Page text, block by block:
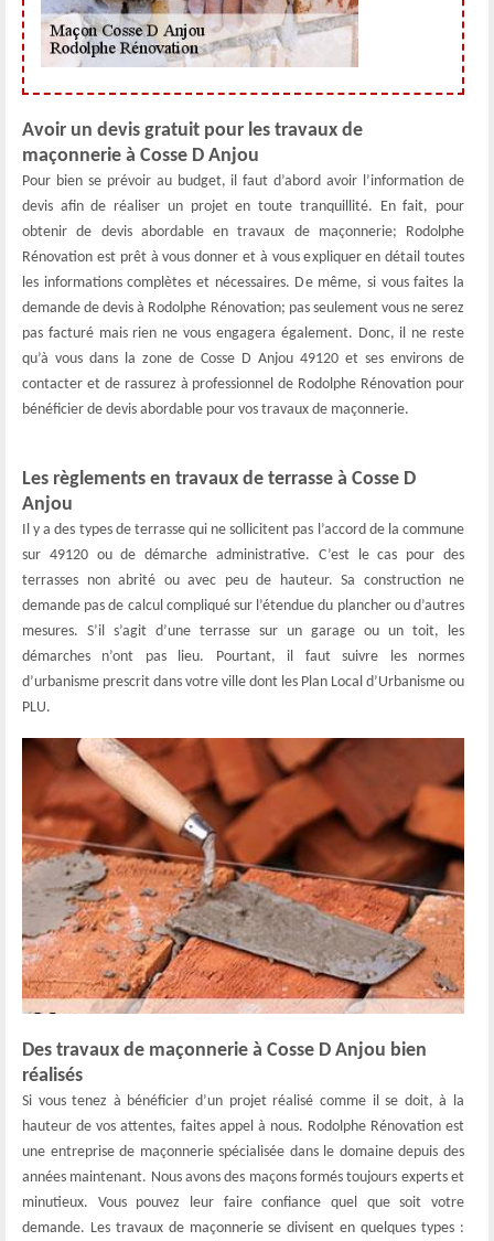
Avoir un devis gratuit pour les travaux de
maçonnerie à Cosse D Anjou
Pour bien se prévoir au budget, il faut d’abord avoir l’information de
devis afin de réaliser un projet en toute tranquillité. En fait, pour
obtenir de devis abordable en travaux de maçonnerie; Rodolphe
Rénovation est prêt à vous donner et à vous expliquer en détail toutes
les informations complètes et nécessaires. De même, si vous faites la
demande de devis à Rodolphe Rénovation; pas seulement vous ne serez
pas facturé mais rien ne vous engagera également. Donc, il ne reste
qu’à vous dans la zone de Cosse D Anjou 49120 et ses environs de
contacter et de rassurez à professionnel de Rodolphe Rénovation pour
bénéficier de devis abordable pour vos travaux de maçonnerie.
Les règlements en travaux de terrasse à Cosse D
Anjou
Il y a des types de terrasse qui ne sollicitent pas l’accord de la commune
sur 49120 ou de démarche administrative. C’est le cas pour des
terrasses non abrité ou avec peu de hauteur. Sa construction ne
demande pas de calcul compliqué sur l’étendue du plancher ou d’autres
mesures. S’il s’agit d’une terrasse sur un garage ou un toit, les
démarches n’ont pas lieu. Pourtant, il faut suivre les normes
d’urbanisme prescrit dans votre ville dont les Plan Local d’Urbanisme ou
PLU.
Des travaux de maçonnerie à Cosse D Anjou bien
réalisés
Si vous tenez à bénéficier d’un projet réalisé comme il se doit, à la
hauteur de vos attentes, faites appel à nous. Rodolphe Rénovation est
une entreprise de maçonnerie spécialisée dans le domaine depuis des
années maintenant. Nous avons des maçons formés toujours experts et
minutieux. Vous pouvez leur faire confiance quel que soit votre
demande. Les travaux de maçonnerie se divisent en quelques types :